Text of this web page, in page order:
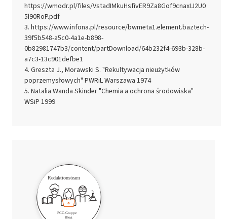
https://wmodr.pl/files/VstadIMkuHsfivER9Za8Gof9cnaxIJ2U0
5l90RoP.pdf
https://www.infona.pl/resource/bwmeta1.element.baztech-
39f5b548-a5c0-4a1e-b898-
0b82981747b3/content/partDownload/64b232f4-693b-328b-
a7c3-13c901defbe1
Greszta J., Morawski S. "Rekultywacja nieużytków
poprzemysłowych" PWRiL Warszawa 1974
Natalia Wanda Skinder "Chemia a ochrona środowiska"
WSiP 1999